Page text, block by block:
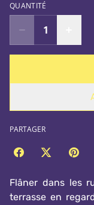
QUANTITÉ
PARTAGER
Flâner dans les
terrasse en